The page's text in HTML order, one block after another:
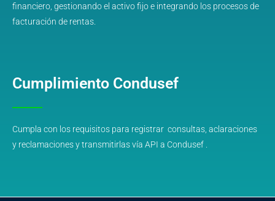
financiero, gestionando el activo fijo e integrando los procesos de
facturación de rentas.
Cumplimiento Condusef
Cumpla con los requisitos para registrar consultas, aclaraciones
y reclamaciones y transmitirlas vía API a Condusef .